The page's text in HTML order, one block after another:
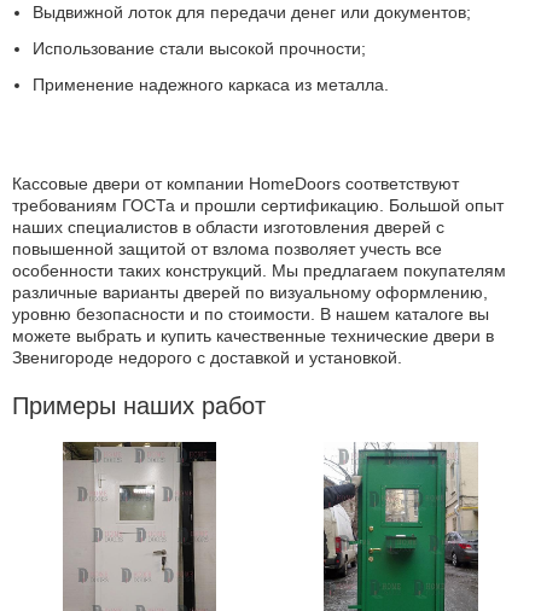
Выдвижной лоток для передачи денег или документов;
Использование стали высокой прочности;
Применение надежного каркаса из металла.
Кассовые двери от компании HomeDoors соответствуют
требованиям ГОСТа и прошли сертификацию. Большой опыт
наших специалистов в области изготовления дверей с
повышенной защитой от взлома позволяет учесть все
особенности таких конструкций. Мы предлагаем покупателям
различные варианты дверей по визуальному оформлению,
уровню безопасности и по стоимости. В нашем каталоге вы
можете выбрать и купить качественные технические двери в
Звенигороде недорого с доставкой и установкой.
Примеры наших работ